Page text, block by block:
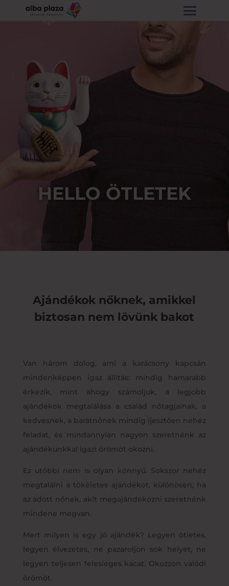
HELLO ÖTLETEK
Ajándékok nőknek, amikkel
biztosan nem lövünk bakot
Van három dolog, ami a karácsony kapcsán
mindenképpen igaz állítás: mindig hamarabb
érkezik, mint ahogy számoljuk, a legjobb
ajándékok megtalálása a család nőtagjainak, a
kedvesnek, a barátnőnek mindig ijesztően nehéz
feladat, és mindannyian nagyon szeretnénk az
ajándékunkkal igazi örömöt okozni.
Ez utóbbi nem is olyan könnyű. Sokszor nehéz
megtalálni a tökéletes ajándékot, különösen, ha
az adott nőnek, akit megajándékozni szeretnénk
mindene megvan.
Mert milyen is egy jó ajándék? Legyen ötletes,
legyen élvezetes, ne pazaroljon sok helyet, ne
legyen teljesen felesleges kacat. Okozzon valódi
örömöt.